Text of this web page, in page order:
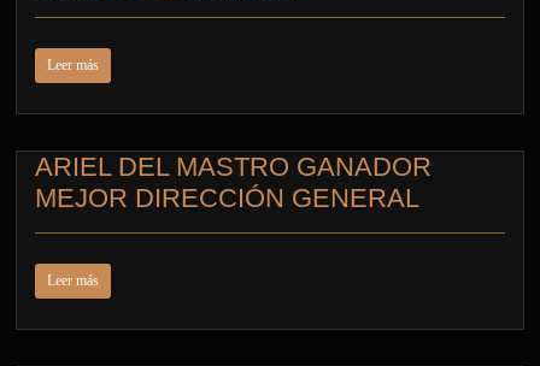
Leer más
ARIEL DEL MASTRO GANADOR
MEJOR DIRECCIÓN GENERAL
Leer más